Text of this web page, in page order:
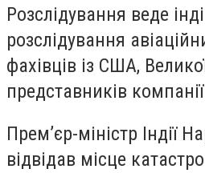
Розслідування веде
розслідування
фахівців із США,
представників
Прем’єр-міністр Індії
відвідав місце